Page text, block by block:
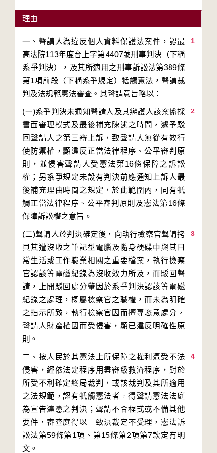
理由
1
一、聲請人為違反個人資料保護法案件，認最
高法院113年度台上字第4407號刑事判決（下稱
系爭判決），及其所適用之刑事訴訟法第389條
第1項前段（下稱系爭規定）牴觸憲法，聲請裁
2
(一)系爭判決未通知聲請人及其辯護人該案係採
書面審理模式及最後補充陳述之時間，遽予駁
回聲請人之第三審上訴，致聲請人無從有效行
使防禦權，顯違反正當法律程序、公平審判原
則，並侵害聲請人受憲法第16條保障之訴訟
權；另系爭規定未設有判決前應通知上訴人最
後補充理由時間之規定，於此範圍內，同有牴
觸正當法律程序、公平審判原則及憲法第16條
3
(二)聲請人於判決確定後，向執行檢察官聲請拷
貝其遭沒收之筆記型電腦及隨身硬碟中與其日
常生活或工作職業相關之重要檔案，執行檢察
官認該等電磁紀錄為沒收效力所及，而駁回聲
請，上開駁回處分肇因於系爭判決認該等電磁
紀錄之處理，概屬檢察官之職權，而未為明確
之指示所致，執行檢察官因而擅專恣意處分，
聲請人財產權因而受侵害，顯已違反明確性原
4
二、按人民於其憲法上所保障之權利遭受不法
侵害，經依法定程序用盡審級救濟程序，對於
所受不利確定終局裁判，或該裁判及其所適用
之法規範，認有牴觸憲法者，得聲請憲法法庭
為宣告違憲之判決；聲請不合程式或不備其他
要件，審查庭得以一致決裁定不受理，憲法訴
訟法第59條第1項、第15條第2項第7款定有明